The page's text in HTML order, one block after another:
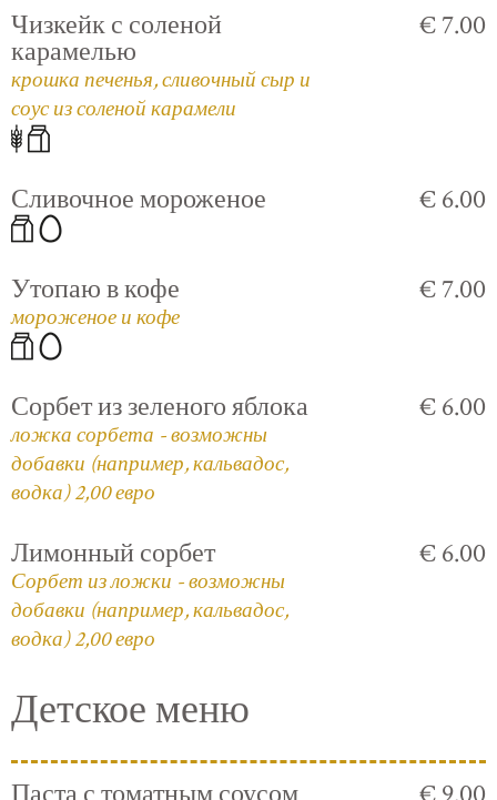
Чизкейк с соленой
карамелью
крошка печенья, сливочный сыр и
соус из соленой карамели
€ 7.00
Сливочное мороженое € 6.00
Утопаю в кофе
мороженое и кофе
€ 7.00
Сорбет из зеленого яблока
ложка сорбета - возможны
добавки (например, кальвадос,
водка) 2,00 евро
€ 6.00
Лимонный сорбет
Сорбет из ложки - возможны
добавки (например, кальвадос,
водка) 2,00 евро
€ 6.00
Детское меню